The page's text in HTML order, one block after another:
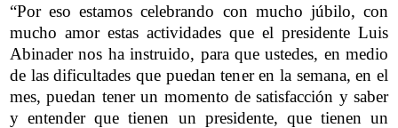
“Por eso estamos celebrando con mucho júbilo, con
mucho amor estas actividades que el presidente Luis
Abinader nos ha instruido, para que ustedes, en medio
de las dificultades que puedan tener en la semana, en el
mes, puedan tener un momento de satisfacción y saber
y entender que tienen un presidente, que tienen un